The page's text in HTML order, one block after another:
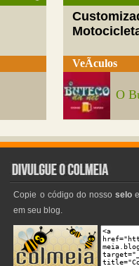
VeÃ­culos
O
Copie o código do nossoselo
em seu blog.